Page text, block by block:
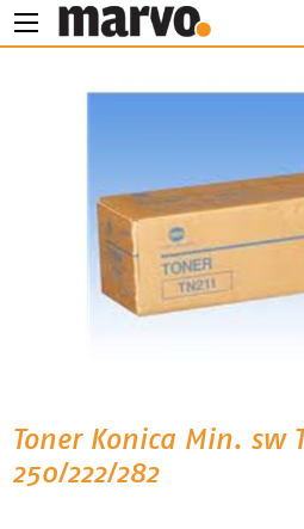
Toner Konica Min. sw
250/222/282